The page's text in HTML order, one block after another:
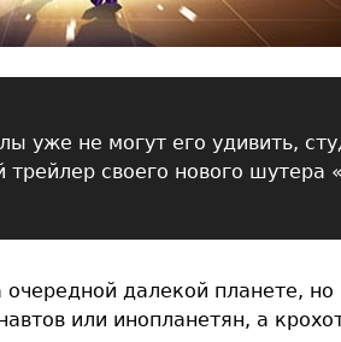
уже не могут его удивить,
трейлер своего нового шутера
далекой планете, но
или инопланетян, а